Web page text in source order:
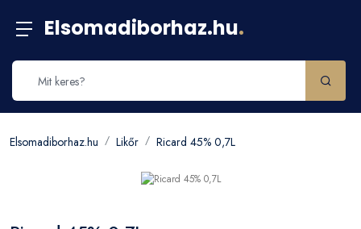
Elsomadiborhaz.hu.
Elsomadiborhaz.hu Likőr Ricard 45% 0,7L